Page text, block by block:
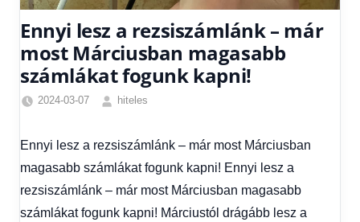
Ennyi lesz a rezsiszámlánk – már
most Márciusban magasabb
számlákat fogunk kapni!
2024-03-07
hiteles
Gazdaság,
Hírek,
Hitel
fórum
Ennyi lesz a rezsiszámlánk – már most Márciusban
magasabb számlákat fogunk kapni! Ennyi lesz a
rezsiszámlánk – már most Márciusban magasabb
számlákat fogunk kapni! Márciustól drágább lesz a